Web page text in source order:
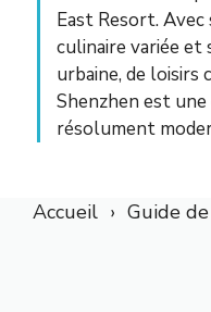
East Resort. Avec
culinaire variée et
urbaine, de
Shenzhen est
résolument
Accueil Guide